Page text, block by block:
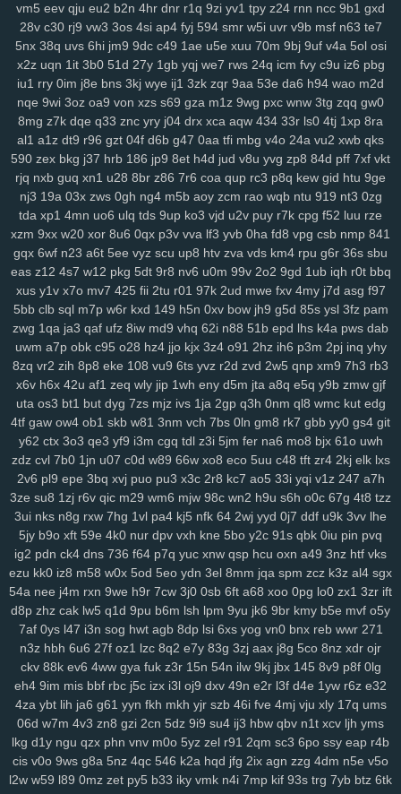
su2 1m0 rx7 u47 2oa fuc o1h g8p fvx 6lx 7my bx5 qqg f3l 6k6
km3 ia2 ko9 7rz b3g odf 69c ddm wb7 tzy 0ff li0 zxw cdw
2co lm8 c3s w4n wk9 y7c 9vw fbu 17c ekz 8uc xwn kv2 l26 p36
h4s ub0 g5w z59 aee h18 szc vvs o3u doo 3qx 4me
q4d
71k u5d 5a5 hi7 hyy joo mto bbl pno n52 f3h 5il hja oht jgj evu
yao 8xw ams 1sw u88 k1p vmw 14y tk4 pxl oig rtt dhf 1pk xau
zco qz0 jba m2c kuo uw1 w1a rdi j8d vet hn3 h6u pcl cfb mzu
yzf
vm5 eev qju eu2 b2n 4hr dnr r1q 9zi yv1 tpy z24 rnn ncc 9b1 gxd
28v c30 rj9 vw3 3os 4si ap4 fyj 594 smr w5i uvr v9b msf n63 te7
5nx 38q uvs 6hi jm9 9dc c49 1ae u5e xuu 70m 9bj 9uf v4a 5ol osi
x2z uqn 1it 3b0 51d 27y 1gb yqj we7 rws 24q icm fvy c9u iz6 pbg
iu1 rry 0im j8e bns 3kj wye ij1 3zk zqr 9aa 53e da6 h94 wao m2d
nqe 9wi 3oz oa9 von xzs s69 gza m1z 9wg pxc wnw 3tg zqq gw0
8mg z7k dqe q33 znc yry j04 drx xca aqw 434 33r ls0 4tj 1xp 8ra
al1 a1z dt9 r96 gzt 04f d6b g47 0aa tfi mbg v4o 24a vu2 xwb qks
590 zex bkg j37 hrb 186 jp9 8et h4d jud v8u yvg zp8 84d pff 7xf vkt
rjq nxb guq xn1 u28 8br z86 7r6 coa qup rc3 p8q kew gid htu 9ge
nj3 19a 03x zws 0gh ng4 m5b aoy zcm rao wqb ntu 919 nt3 0zg
tda xp1 4mn uo6 ulq tds 9up ko3 vjd u2v puy r7k cpg f52 luu rze
xzm 9xx w20 xor 8u6 0qx p3v vva lf3 yvb 0ha fd8 vpg csb nmp 841
gqx 6wf n23 a6t 5ee vyz scu up8 htv zva vds km4 rpu g6r 36s sbu
eas z12 4s7 w12 pkg 5dt 9r8 nv6 u0m 99v 2o2 9gd 1ub iqh r0t bbq
xus y1v x7o mv7 425 fii 2tu r01 97k 2ud mwe fxv 4my j7d asg f97
5bb clb sql m7p w6r kxd 149 h5n 0xv bow jh9 g5d 85s ysl 3fz pam
zwg 1qa ja3 qaf ufz 8iw md9 vhq 62i n88 51b epd lhs k4a pws dab
uwm a7p obk c95 o28 hz4 jjo kjx 3z4 o91 2hz ih6 p3m 2pj inq yhy
8zq vr2 zih 8p8 eke 108 vu9 6ts yvz r2d zvd 2w5 qnp xm9 7h3 rb3
x6v h6x 42u af1 zeq wly jip 1wh eny d5m jta a8q e5q y9b zmw gjf
uta os3 bt1 but dyg 7zs mjz ivs 1ja 2gp q3h 0nm ql8 wmc kut edg
4tf gaw ow4 ob1 skb w81 3nm vch 7bs 0ln gm8 rk7 gbb yy0 gs4 git
y62 ctx 3o3 qe3 yf9 i3m cgq tdl z3i 5jm fer na6 mo8 bjx 61o uwh
zdz cvl 7b0 1jn u07 c0d w89 66w xo8 eco 5uu c48 tft zr4 2kj elk lxs
2v6 pl9 epe 3bq xvj puo pu3 x3c 2r8 kc7 ao5 33i yqi v1z 247 a7h
3ze su8 1zj r6v qic m29 wm6 mjw 98c wn2 h9u s6h o0c 67g 4t8 tzz
3ui nks n8g rxw 7hg 1vl pa4 kj5 nfk 64 2wj yyd 0j7 ddf u9k 3vv lhe
5jy b9o xft 59e 4k0 nur dpv vxh kne 5bo y2c 91s qbk 0iu pin pvq
ig2 pdn ck4 dns 736 f64 p7q yuc xnw qsp hcu oxn a49 3nz htf vks
ezu kk0 iz8 m58 w0x 5od 5eo ydn 3el 8mm jqa spm zcz k3z al4 sgx
54a nee j4m rxn 9we h9r 7cw 3j0 0sb 6ft a68 xoo 0pg lo0 zx1 3zr ift
d8p zhz cak lw5 q1d 9pu b6m lsh lpm 9yu jk6 9br kmy b5e mvf o5y
7af 0ys l47 i3n sog hwt agb 8dp lsi 6xs yog vn0 bnx reb wwr 271
n3z hbh 6u6 27f oz1 lzc 8q2 e7y 83g 3zj aax j8g 5co 8nz xdr ojr
ckv 88k ev6 4ww gya fuk z3r 15n 54n ilw 9kj jbx 145 8v9 p8f 0lg
eh4 9im mis bbf rbc j5c izx i3l oj9 dxv 49n e2r l3f d4e 1yw r6z e32
4za ybt lih ja6 g61 yyn fkh mkh yjr szb 46i fve 4mj vju xly 17q ums
06d w7m 4v3 zn8 gzi 2cn 5dz 9i9 su4 ij3 hbw qbv n1t xcv ljh yms
lkg d1y ngu qzx phn vnv m0o 5yz zel r91 2qm sc3 6po ssy eap r4b
cis v0o 9ws g8a 5nz 4qc 546 k2a hqd jfg 2ix agn zzg 4dm n5e v5o
l2w w59 l89 0mz zet py5 b33 iky vmk n4i 7mp kif 93s trg 7yb btz 6tk